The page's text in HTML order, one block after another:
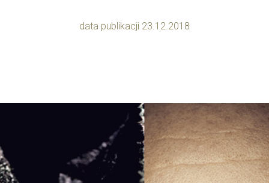
data publikacji 23.12.2018